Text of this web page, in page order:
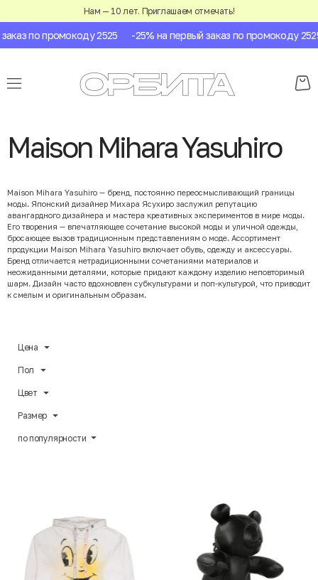
Нам — 10 лет. Приглашаем отмечать!
по промокоду 2525 -25% на первый заказ по промокоду 2525
Maison Mihara Yasuhiro
Maison Mihara Yasuhiro — бренд, постоянно переосмысливающий границы
моды. Японский дизайнер Михара Ясухиро заслужил репутацию
авангардного дизайнера и мастера креативных экспериментов в мире моды.
Его творения — впечатляющее сочетание высокой моды и уличной одежды,
бросающее вызов традиционным представлениям о моде. Ассортимент
продукции Maison Mihara Yasuhiro включает обувь, одежду и аксессуары.
Бренд отличается нетрадиционными сочетаниями материалов и
неожиданными деталями, которые придают каждому изделию неповторимый
шарм. Дизайн часто вдохновлен субкультурами и поп-культурой, что приводит
к смелым и оригинальным образам.
Цена
Пол
Цвет
Размер
по популярности